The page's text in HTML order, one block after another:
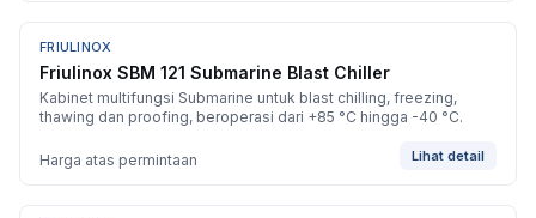
BARU
FRIULINOX
Friulinox SBM 121 Submarine Blast Chiller
Kabinet multifungsi Submarine untuk blast chilling, freezing,
thawing dan proofing, beroperasi dari +85 °C hingga -40 °C.
Harga atas permintaan Lihat detail